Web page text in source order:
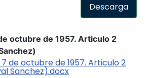
Descarga
octubre de 1957. Articulo 2
de octubre de 1957. Articulo 2
Sanchez).docx